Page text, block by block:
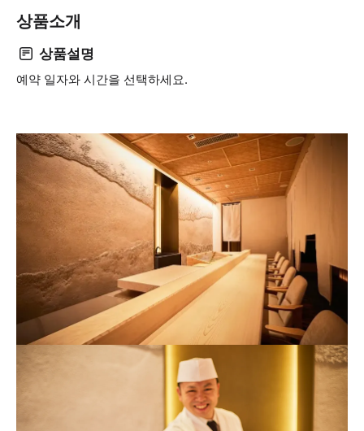
상품소개
상품설명
예약 일자와 시간을 선택하세요.